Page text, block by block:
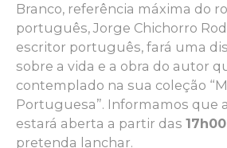
Branco, referência máxima do
português, Jorge Chichorro
escritor português, fará uma
sobre a vida e a obra do autor
contemplado na sua coleção
Portuguesa”. Informamos que
estará aberta a partir das 17h00
pretenda lanchar.